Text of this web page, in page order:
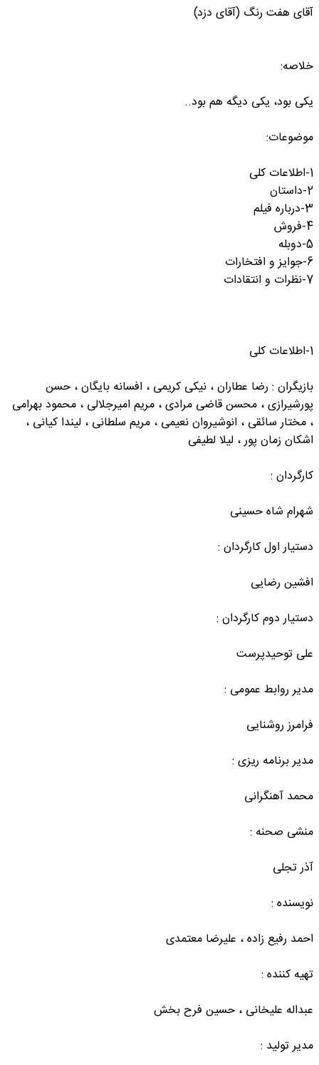
آقای هفت رنگ (آقای دزد)
خلاصه:
یکی بود، یکی دیگه هم بود..
موضوعات:
1-اطلاعات کلی
2-داستان
3-درباره فیلم
4-فروش
5-دوبله
6-جوایز و افتخارات
7-نظرات و انتقادات
1-اطلاعات کلی
بازیگران : رضا عطاران ، نیکی کریمی ، افسانه بایگان ، حسن
پورشیرازی ، محسن قاضی مرادی ، مریم امیرجلالی ، محمود بهرامی
، مختار سائقی ، انوشیروان نعیمی ، مریم سلطانی ، لیندا کیانی ،
اشکان زمان پور ، لیلا لطیفی
کارگردان :
شهرام شاه حسینی
دستیار اول کارگردان :
افشین رضایی
دستیار دوم کارگردان :
علی توحیدپرست
مدیر روابط عمومی :
فرامرز روشنایی
مدیر برنامه ریزی :
محمد آهنگرانی
منشی صحنه :
آذر تجلی
نویسنده :
احمد رفیع زاده ، علیرضا معتمدی
تهیه کننده :
عبداله علیخانی ، حسین فرح بخش
مدیر تولید :